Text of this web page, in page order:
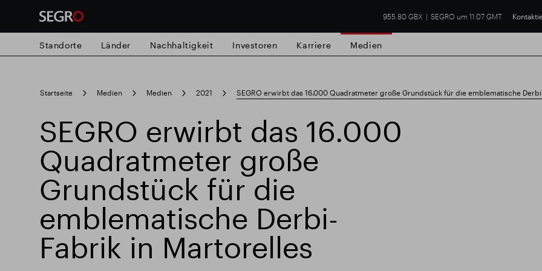
955.80 GBX SEGRO um 11:07 GMT
search
for
Popular search
Verantwortlich SEGRO Slough Handelsgut
Responsible SEGRO
Standorte Länder Nachhaltigkeit Investoren Karriere Medien
Startseite Medien Medien 2021 SEGRO erwirbt das 16.000 Quadratmeter große Grundstück für die emblematische
SEGRO erwirbt das 16.000
Quadratmeter große
Grundstück für die
emblematische Derbi-
Fabrik in Martorelles